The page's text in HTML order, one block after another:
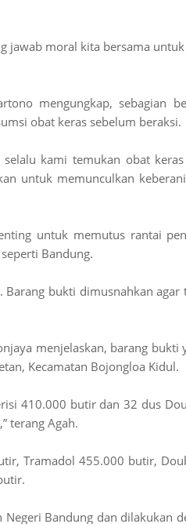
jawab moral kita bersama
mengungkap, sebagian
obat keras sebelum beraksi.
kami temukan obat
untuk memunculkan
untuk memutus rantai
Bandung.
bukti dimusnahkan agar
menjelaskan, barang bukti
Kecamatan Bojongloa Kidul.
410.000 butir dan 32 dus
terang Agah.
Tramadol 455.000 butir,
Bandung dan dilakukan